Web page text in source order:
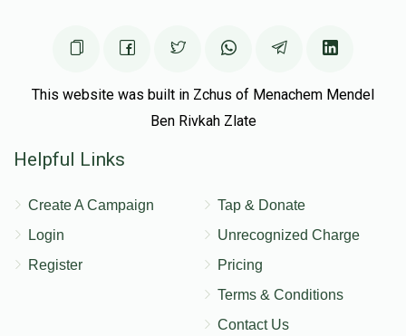
This website was built in Zchus of Menachem Mendel
Ben Rivkah Zlate
Helpful Links
Create A Campaign
Login
Register
Tap & Donate
Unrecognized Charge
Pricing
Terms & Conditions
Contact Us